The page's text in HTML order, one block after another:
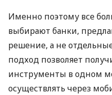
Именно поэтому все
выбирают банки,
решение, а не
подход позволяет
инструменты в одном
осуществлять через